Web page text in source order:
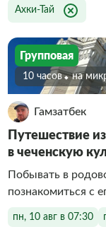
Ахки-Тай
Групповая
10 часов На
Гамзатбек
Путешествие
в чеченскую
Побывать в
познакомиться с
пн, 10 авг в 07:30